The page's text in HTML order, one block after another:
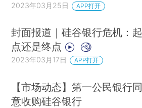
2023年03月25日 APP打开
封面报道｜硅谷银行危机：起
点还是终点
2023年03月17日 APP打开
【市场动态】第一公民银行同
意收购硅谷银行